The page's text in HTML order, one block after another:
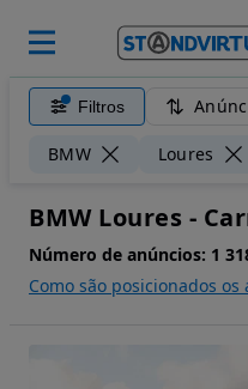
Filtros
BMW Loures
BMW Loures -
Número de anúncios: 1
Como são posicionados os